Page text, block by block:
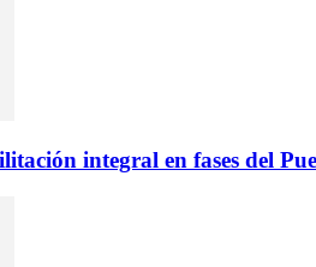
integral en fases del